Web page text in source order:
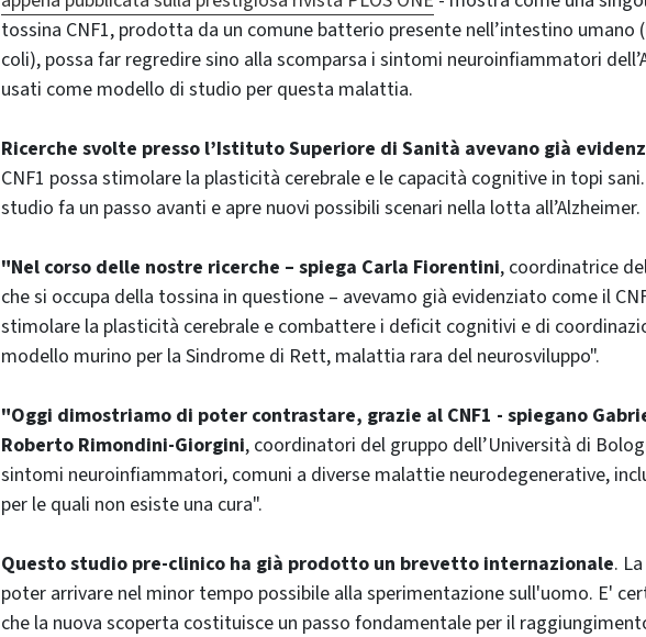
tossina CNF1, prodotta da un comune batterio presente nell’intestino umano
coli), possa far regredire sino alla scomparsa i sintomi neuroinfiammatori
usati come modello di studio per questa malattia.
Ricerche svolte presso l’Istituto Superiore di Sanità avevano già
CNF1 possa stimolare la plasticità cerebrale e le capacità cognitive in topi
studio fa un passo avanti e apre nuovi possibili scenari nella lotta all’Alzheimer.
"Nel corso delle nostre ricerche – spiega Carla Fiorentini, coordinatrice
che si occupa della tossina in questione – avevamo già evidenziato come il
stimolare la plasticità cerebrale e combattere i deficit cognitivi e di
modello murino per la Sindrome di Rett, malattia rara del neurosviluppo".
"Oggi dimostriamo di poter contrastare, grazie al CNF1 - spiegano
Roberto Rimondini-Giorgini, coordinatori del gruppo dell’Università di
sintomi neuroinfiammatori, comuni a diverse malattie neurodegenerative,
per le quali non esiste una cura".
Questo studio pre-clinico ha già prodotto un brevetto internazionale.
poter arrivare nel minor tempo possibile alla sperimentazione sull'uomo. E'
che la nuova scoperta costituisce un passo fondamentale per il